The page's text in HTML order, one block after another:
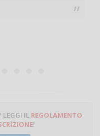
LEGGI IL REGOLAMENTO
!